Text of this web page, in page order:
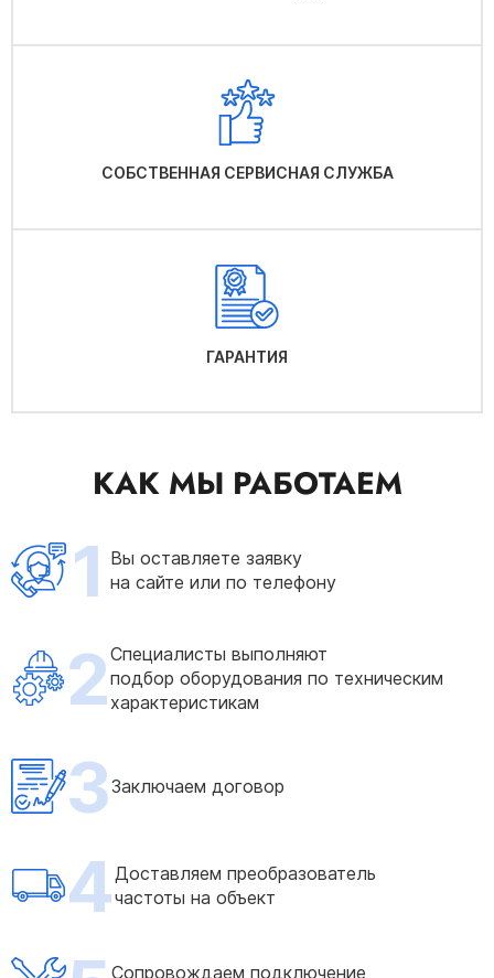
СОБСТВЕННАЯ СЕРВИСНАЯ СЛУЖБА
ГАРАНТИЯ
КАК МЫ РАБОТАЕМ
1 Вы оставляете заявку
на сайте или по телефону
2Специалисты выполняют
подбор оборудования по техническим
характеристикам
3Заключаем договор
4Доставляем преобразователь
частоты на объект
Сопровождаем подключение